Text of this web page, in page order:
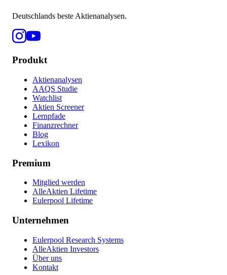
Deutschlands beste Aktienanalysen.
Produkt
Aktienanalysen
AAQS Studie
Watchlist
Aktien Screener
Lernpfade
Finanzrechner
Blog
Lexikon
Premium
Mitglied werden
AlleAktien Lifetime
Eulerpool Lifetime
Unternehmen
Eulerpool Research Systems
AlleAktien Investors
Über uns
Kontakt